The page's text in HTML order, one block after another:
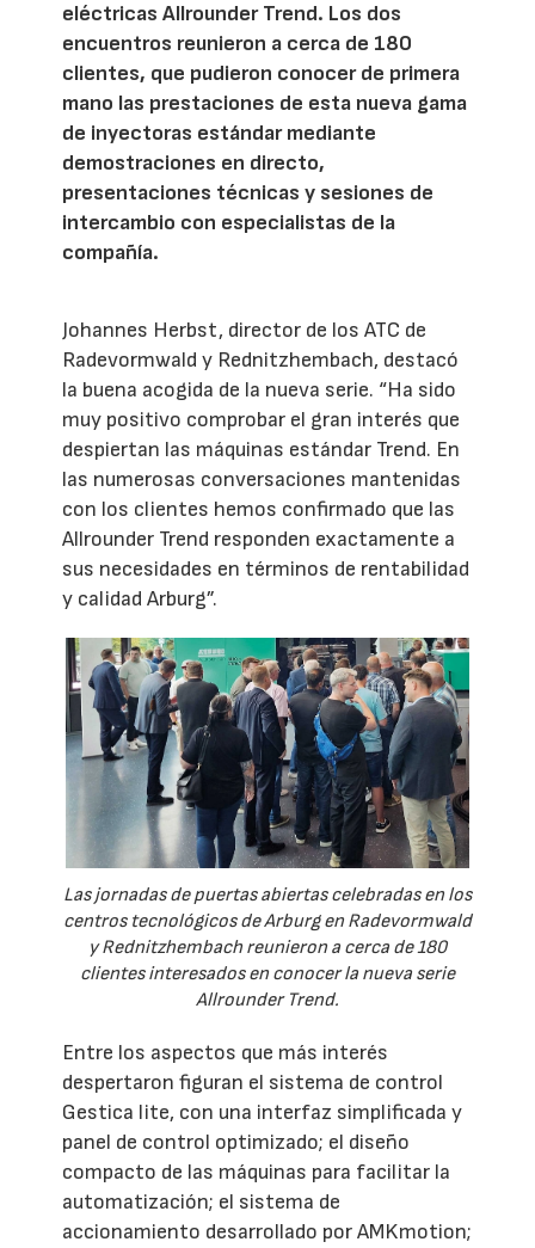
eléctricas Allrounder Trend. Los dos
encuentros reunieron a cerca de 180
clientes, que pudieron conocer de primera
mano las prestaciones de esta nueva gama
de inyectoras estándar mediante
demostraciones en directo,
presentaciones técnicas y sesiones de
intercambio con especialistas de la
compañía.
Johannes Herbst, director de los ATC de
Radevormwald y Rednitzhembach, destacó
la buena acogida de la nueva serie. “Ha sido
muy positivo comprobar el gran interés que
despiertan las máquinas estándar Trend. En
las numerosas conversaciones mantenidas
con los clientes hemos confirmado que las
Allrounder Trend responden exactamente a
sus necesidades en términos de rentabilidad
y calidad Arburg”.
Las jornadas de puertas abiertas celebradas en los
centros tecnológicos de Arburg en Radevormwald
y Rednitzhembach reunieron a cerca de 180
clientes interesados en conocer la nueva serie
Allrounder Trend.
Entre los aspectos que más interés
despertaron figuran el sistema de control
Gestica lite, con una interfaz simplificada y
panel de control optimizado; el diseño
compacto de las máquinas para facilitar la
automatización; el sistema de
accionamiento desarrollado por AMKmotion;